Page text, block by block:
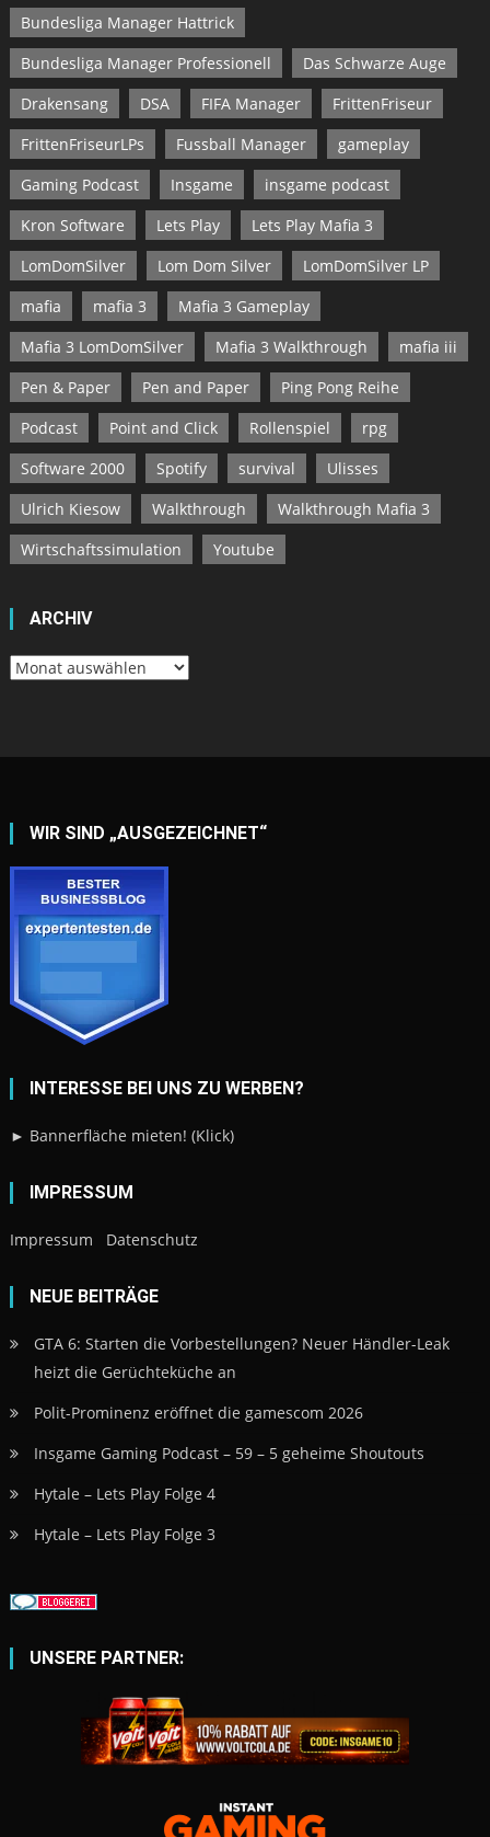
Bundesliga Manager Hattrick
Bundesliga Manager Professionell
Das Schwarze Auge
Drakensang
DSA FIFA Manager
FrittenFriseur
FrittenFriseurLPs
Fussball Manager
gameplay
Gaming Podcast
Insgame
insgame podcast
Kron Software
Lets Play
Lets Play Mafia 3
LomDomSilver
Lom Dom Silver
LomDomSilver LP
mafia
mafia 3
Mafia 3 Gameplay
Mafia 3 LomDomSilver
Mafia 3 Walkthrough
mafia iii
Pen & Paper
Pen and Paper
Ping Pong Reihe
Podcast
Point and Click Rollenspiel
rpg
Software 2000
Spotify survival
Ulisses
Ulrich Kiesow
Walkthrough
Walkthrough Mafia 3
Wirtschaftssimulation
Youtube
ARCHIV
Archiv
WIR SIND „AUSGEZEICHNET“
INTERESSE BEI UNS ZU WERBEN?
► Bannerfläche mieten! (Klick)
IMPRESSUM
Impressum Datenschutz
NEUE BEITRÄGE
GTA 6: Starten die Vorbestellungen? Neuer Händler-Leak
heizt die Gerüchteküche an
Polit-Prominenz eröffnet die gamescom 2026
Insgame Gaming Podcast – 59 – 5 geheime Shoutouts
Hytale – Lets Play Folge 4
Hytale – Lets Play Folge 3
UNSERE PARTNER: